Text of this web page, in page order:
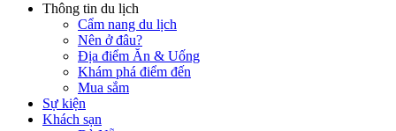
Thông tin du lịch
Cẩm nang du lịch
Nên ở đâu?
Địa điểm Ăn & Uống
Khám phá điểm đến
Mua sắm
Sự kiện
Khách sạn